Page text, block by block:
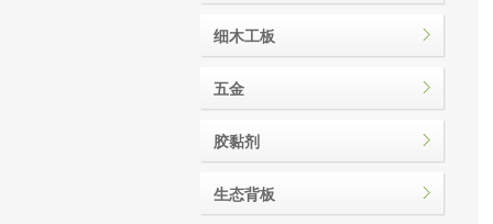
细木工板
五金
胶黏剂
生态背板